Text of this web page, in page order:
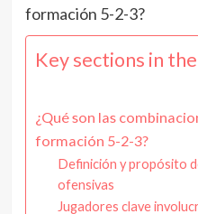
Key sections in
¿Qué son las
formación 5-2-3?
Definición y propósito
ofensivas
Jugadores clave